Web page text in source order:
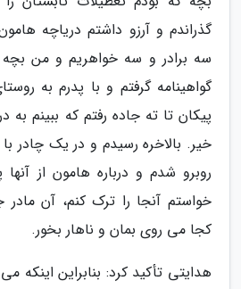
گذراندم و آرزو داشتم دریاچه
سه برادر و سه خواهریم و من
گواهینامه گرفتم و با پدرم به
پیکان تا ته جاده رفتم که ببینم به
خیر. بالاخره رسیدم و در یک چادر
روبرو شدم و درباره هامون از
خواستم آنجا را ترک کنم، آن
کجا می روی بمان و ناهار بخور.
هدایتی تأکید کرد: بنابراین اینکه